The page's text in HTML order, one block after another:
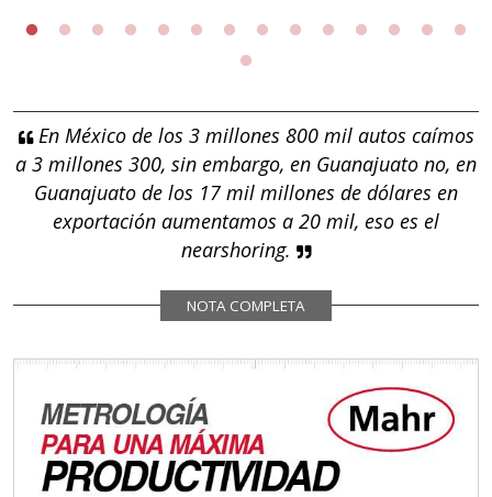
En México de los 3 millones 800 mil autos caímos
a 3 millones 300, sin embargo, en Guanajuato no, en
Guanajuato de los 17 mil millones de dólares en
exportación aumentamos a 20 mil, eso es el
nearshoring.
NOTA COMPLETA